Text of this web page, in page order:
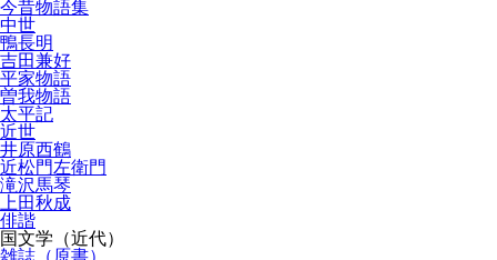
今昔物語集
中世
鴨長明
吉田兼好
平家物語
曽我物語
太平記
近世
井原西鶴
近松門左衛門
滝沢馬琴
上田秋成
俳諧
国文学（近代）
雑誌（原書）